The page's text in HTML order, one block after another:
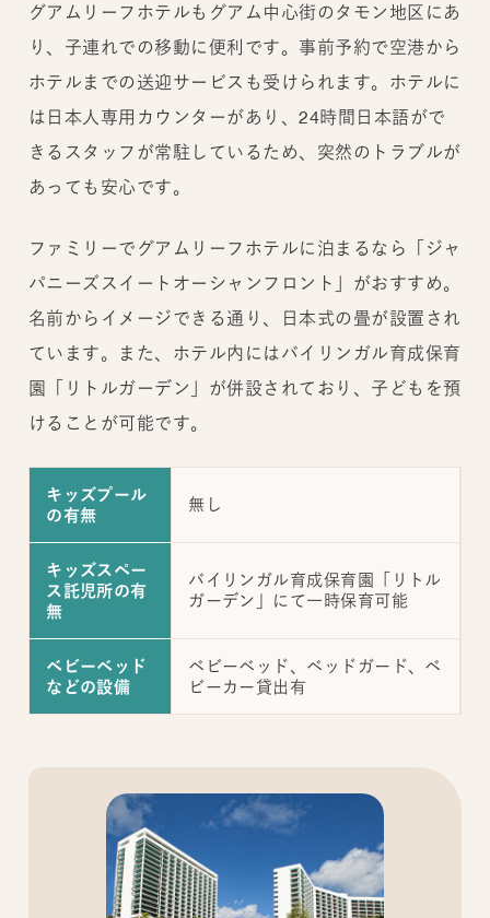
グアムリーフホテルもグアム中心街のタモン地区にあ
り、子連れでの移動に便利です。事前予約で空港から
ホテルまでの送迎サービスも受けられます。ホテルに
は日本人専用カウンターがあり、24時間日本語がで
きるスタッフが常駐しているため、突然のトラブルが
あっても安心です。
ファミリーでグアムリーフホテルに泊まるなら「ジャ
パニーズスイートオーシャンフロント」がおすすめ。
名前からイメージできる通り、日本式の畳が設置され
ています。また、ホテル内にはバイリンガル育成保育
園「リトルガーデン」が併設されており、子どもを預
けることが可能です。
キッズプール
の有無
無し
キッズスペー
ス託児所の有
無
バイリンガル育成保育園「リトル
ガーデン」にて一時保育可能
ベビーベッド
などの設備
ベビーベッド、ベッドガード、ベ
ビーカー貸出有